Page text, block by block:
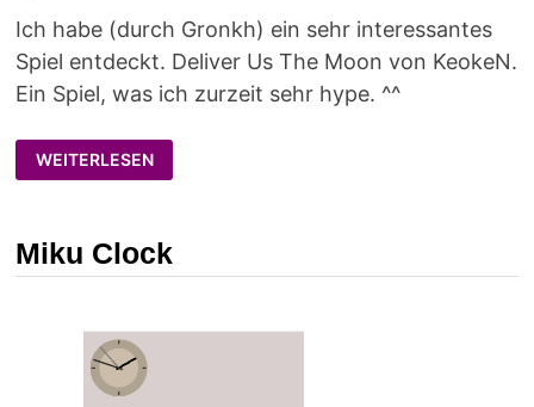
Ich habe (durch Gronkh) ein sehr interessantes
Spiel entdeckt. Deliver Us The Moon von KeokeN.
Ein Spiel, was ich zurzeit sehr hype. ^^
DELIVER
US
THE
ZUM
MOND!
WEITERLESEN
Miku Clock